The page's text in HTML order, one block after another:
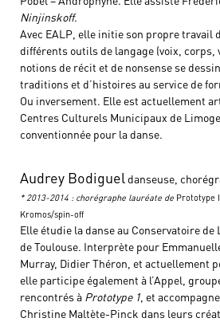
Ninjinskoff.
Avec EALP, elle initie son propre travail
différents outils de langage (voix, corps,
notions de récit et de nonsense se
traditions et d’histoires au service de
Ou inversement. Elle est actuellement
Centres Culturels Municipaux de
conventionnée pour la danse.
Audrey Bodiguel danseuse,
* 2013-2014 : chorégraphe lauréate de Prototype
Kromos/spin-off
Elle étudie la danse au Conservatoire de
de Toulouse. Interprète pour
Murray, Didier Théron, et actuellement
elle participe également à l’Appel,
rencontrés à Prototype 1 , et
Christine Maltète-Pinck dans leurs